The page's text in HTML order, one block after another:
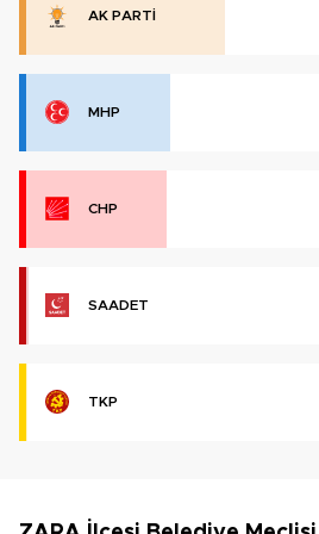
AK PARTİ
MHP
CHP
SAADET
TKP